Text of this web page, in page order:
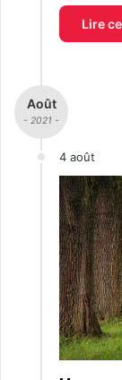
Lire
Août
- 2021 -
4 août